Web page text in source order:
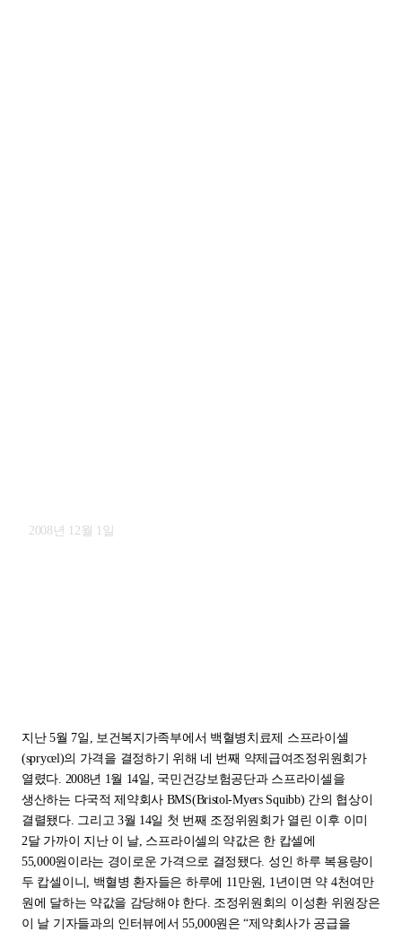
2008년 12월 1일
지난 5월 7일, 보건복지가족부에서 백혈병치료제 스프라이셀
(sprycel)의 가격을 결정하기 위해 네 번째 약제급여조정위원회가
열렸다. 2008년 1월 14일, 국민건강보험공단과 스프라이셀을
생산하는 다국적 제약회사 BMS(Bristol-Myers Squibb) 간의 협상이
결렬됐다. 그리고 3월 14일 첫 번째 조정위원회가 열린 이후 이미
2달 가까이 지난 이 날, 스프라이셀의 약값은 한 캅셀에
55,000원이라는 경이로운 가격으로 결정됐다. 성인 하루 복용량이
두 캅셀이니, 백혈병 환자들은 하루에 11만원, 1년이면 약 4천여만
원에 달하는 약값을 감당해야 한다. 조정위원회의 이성환 위원장은
이 날 기자들과의 인터뷰에서 55,000원은 “제약회사가 공급을